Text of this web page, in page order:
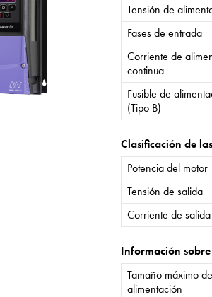
Tensión de
Fases de entrada
Corriente de
continua
Fusible de
(Tipo B)
Clasificación de
Potencia del motor
Tensión de salida
Corriente de salida
Información
Tamaño máximo
alimentación